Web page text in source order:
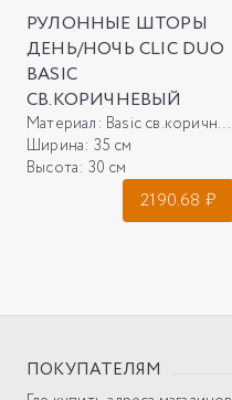
РУЛОННЫЕ ШТОРЫ
ДЕНЬ/НОЧЬ CLIC DUO
BASIC
СВ.КОРИЧНЕВЫЙ
Материал: Basic св.коричневый
Ширина: 35 см
Высота: 30 см
2190.68 ₽
ПОКУПАТЕЛЯМ